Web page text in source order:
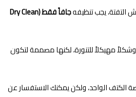
التفتة، يجب تنظيفه
جافاً فقط (Dry Clean
مهيكلاً للتنورة، لكنها مصممة لتكون
الكتف الواحد، ولكن يمكنك الاستفسار عن